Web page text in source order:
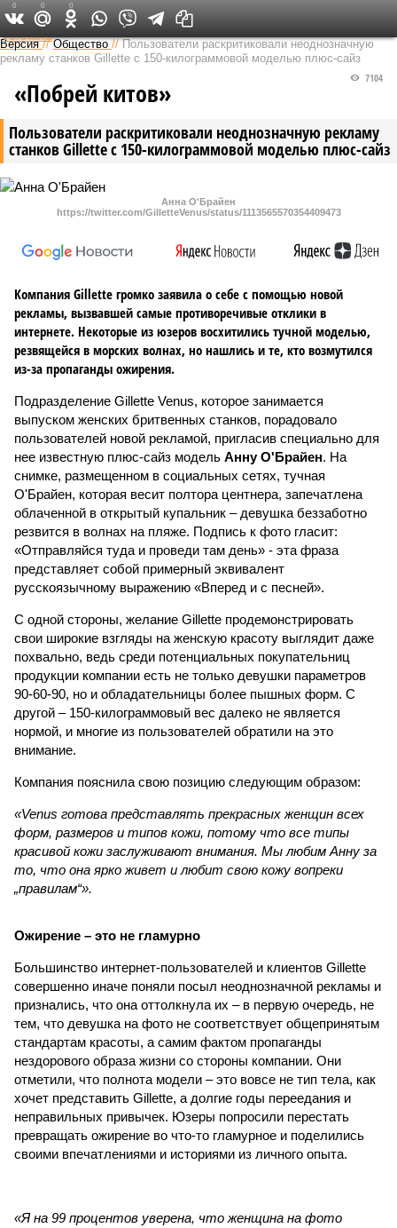
Федеральный выпуск
Версия //Общество //Пользователи раскритиковали неоднозначную
рекламу станков Gillette с 150-килограммовой моделью плюс-сайз
Пользователи раскритиковали неоднозначную рекламу
станков Gillette с 150-килограммовой моделью плюс-сайз
7104
«Побрей китов»
Анна О'Брайен
https://twitter.com/GilletteVenus/status/1113565570354409473
Компания Gillette громко заявила о себе с помощью новой
рекламы, вызвавшей самые противоречивые отклики в
интернете. Некоторые из юзеров восхитились тучной моделью,
резвящейся в морских волнах, но нашлись и те, кто возмутился
из-за пропаганды ожирения.
Подразделение Gillette Venus, которое занимается
выпуском женских бритвенных станков, порадовало
пользователей новой рекламой, пригласив специально для
нее известную плюс-сайз модель Анну О'Брайен. На
снимке, размещенном в социальных сетях, тучная
О'Брайен, которая весит полтора центнера, запечатлена
облаченной в открытый купальник – девушка беззаботно
резвится в волнах на пляже. Подпись к фото гласит:
«Отправляйся туда и проведи там день» - эта фраза
представляет собой примерный эквивалент
русскоязычному выражению «Вперед и с песней».
С одной стороны, желание Gillette продемонстрировать
свои широкие взгляды на женскую красоту выглядит даже
похвально, ведь среди потенциальных покупательниц
продукции компании есть не только девушки параметров
90-60-90, но и обладательницы более пышных форм. С
другой – 150-килограммовый вес далеко не является
нормой, и многие из пользователей обратили на это
внимание.
Компания пояснила свою позицию следующим образом:
«Venus готова представлять прекрасных женщин всех
форм, размеров и типов кожи, потому что все типы
красивой кожи заслуживают внимания. Мы любим Анну за
то, что она ярко живет и любит свою кожу вопреки
„правилам“».
Ожирение – это не гламурно
Большинство интернет-пользователей и клиентов Gillette
совершенно иначе поняли посыл неоднозначной рекламы и
признались, что она оттолкнула их – в первую очередь, не
тем, что девушка на фото не соответствует общепринятым
стандартам красоты, а самим фактом пропаганды
нездорового образа жизни со стороны компании. Они
отметили, что полнота модели – это вовсе не тип тела, как
хочет представить Gillette, а долгие годы переедания и
неправильных привычек. Юзеры попросили перестать
превращать ожирение во что-то гламурное и поделились
своими впечатлениями и историями из личного опыта.
«Я на 99 процентов уверена, что женщина на фото
0 0 0